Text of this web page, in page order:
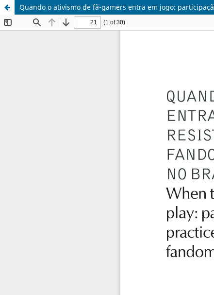
Quando o ativismo de fã-gamers entra em jogo: